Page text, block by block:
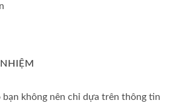
không nên chỉ dựa trên thông tin